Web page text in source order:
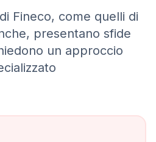
Fineco, come quelli di
presentano sfide
un approccio